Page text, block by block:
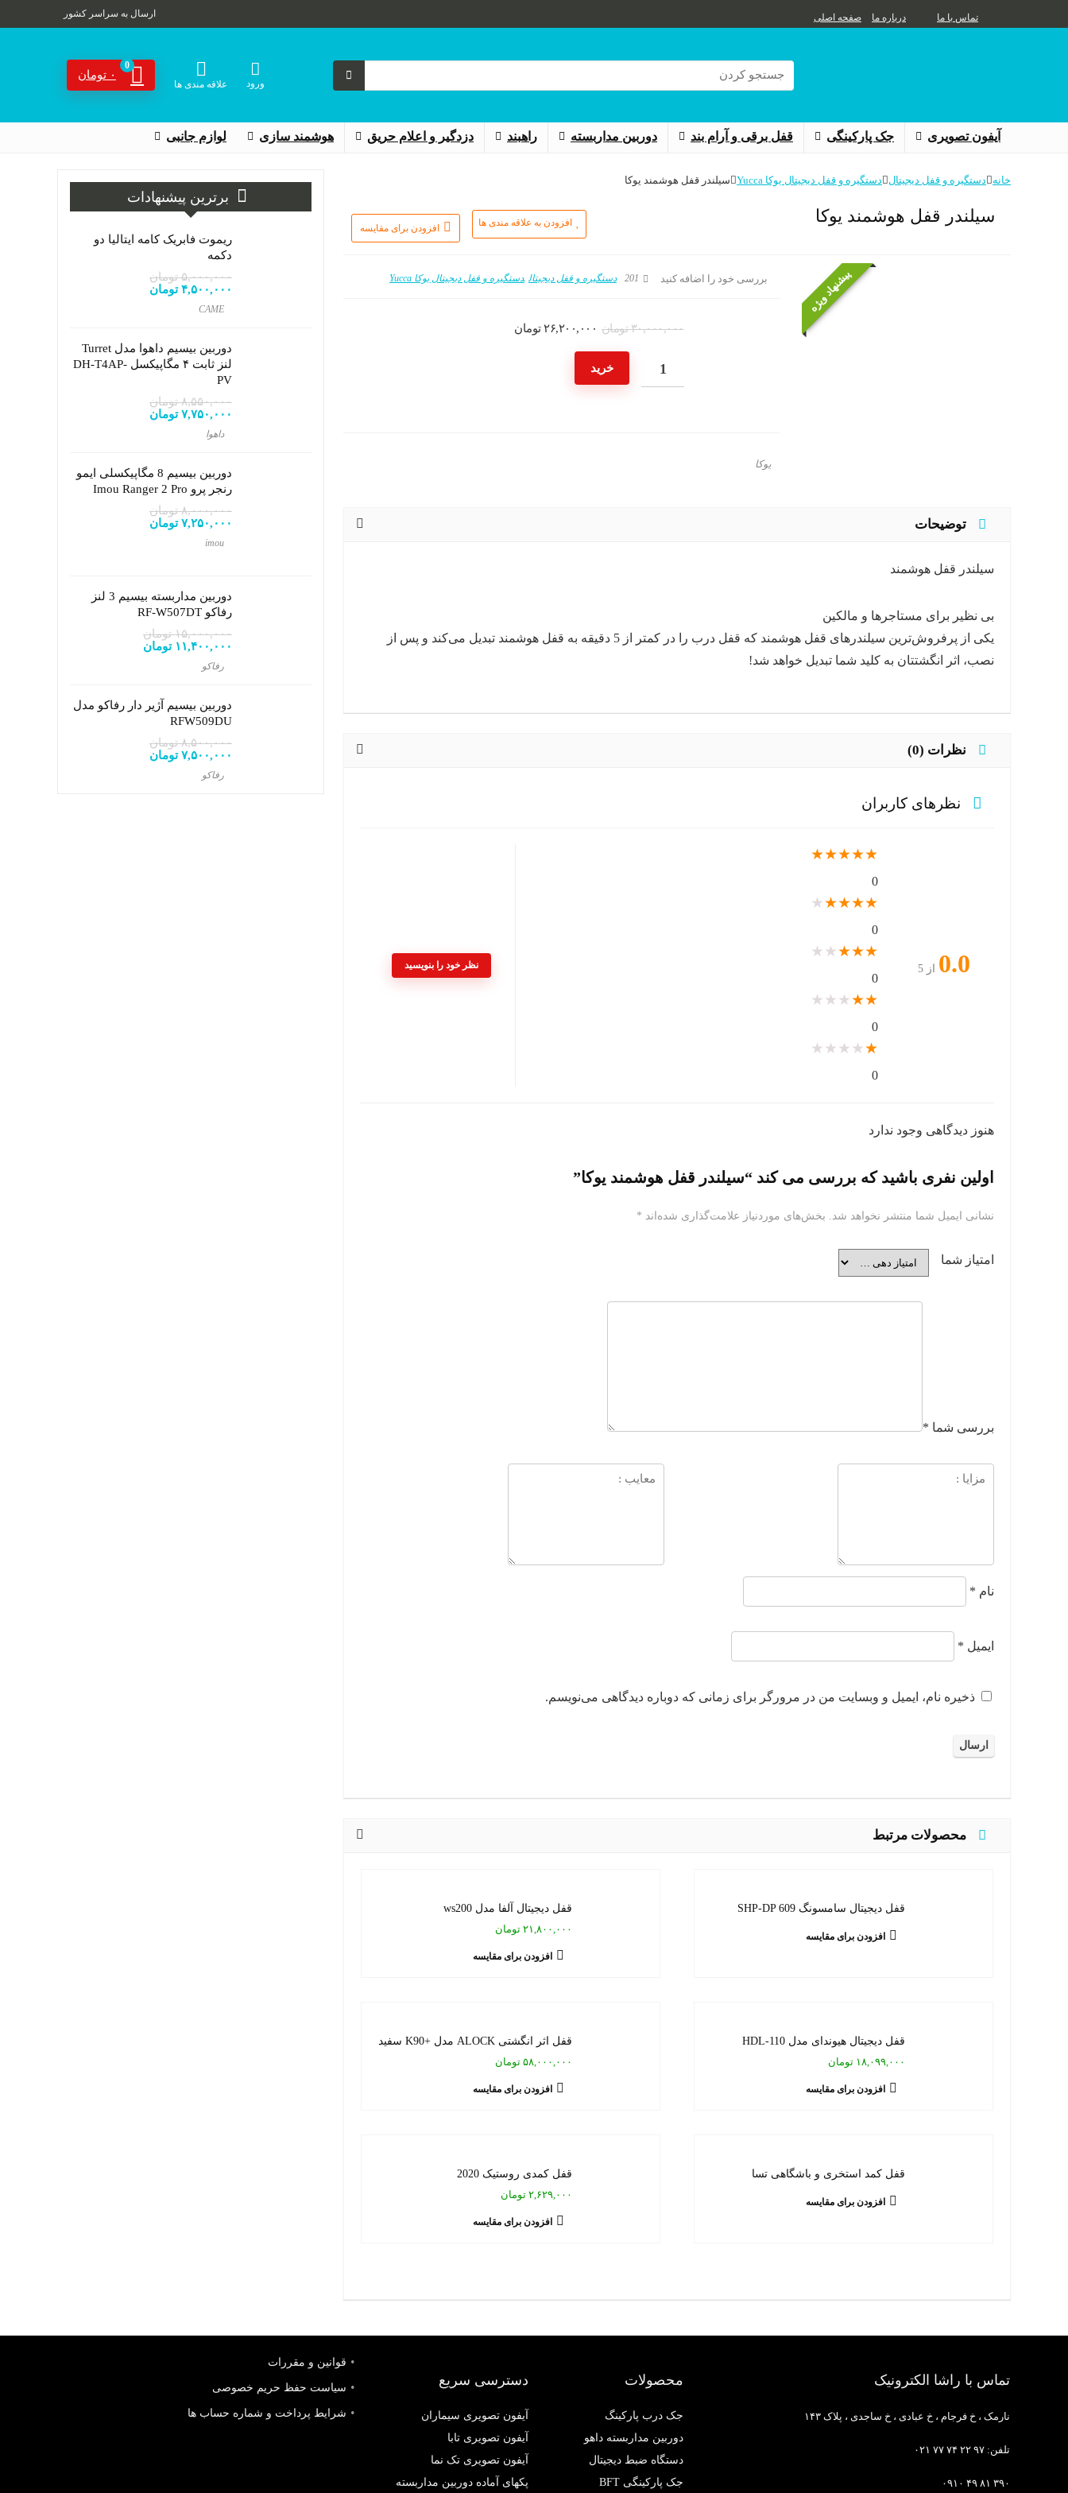
صفحه اصلی درباره ما تماس با ما ارسال به سراسر کشور
Search
for:
ورود علاقه مندی ها
0
۰ تومان
آیفون تصویری جک پارکینگی قفل برقی و آرام بند دوربین مداربسته راهبند دزدگیر و اعلام حریق هوشمند سازی لوازم جانبی
خانه دستگیره و قفل دیجیتال دستگیره و قفل دیجیتال یوکا Yucca سیلندر قفل هوشمند یوکا
سیلندر قفل هوشمند یوکا افزودن به علاقه مندی ها افزودن برای مقایسه
پیشنهاد ویژه بررسی خود را اضافه کنید 201 دستگیره و قفل دیجیتال دستگیره و قفل دیجیتال یوکا Yucca
۳۰,۰۰۰,۰۰۰ تومان قیمت
اصلی:
بود.
۲۶,۲۰۰,۰۰۰ تومانقیمت
سیلندر
قفل
خرید
یوکا
توضیحات
سیلندر قفل هوشمند
بی نظیر برای مستاجرها و مالکین
یکی از پرفروش‌ترین سیلندرهای قفل هوشمند که قفل درب را در کمتر از 5 دقیقه به قفل هوشمند تبدیل می‌کند و پس از
نصب، اثر انگشتتان به کلید شما تبدیل خواهد شد!
نظرات (0)
نظرهای کاربران
0.0 از 5
★
★
★
★
★
0
★
★
★
★
★
0
★
★
★
★
★
0
★
★
★
★
★
0
★
★
★
★
★
0
نظر خود را بنویسید
هنوز دیدگاهی وجود ندارد
اولین نفری باشید که بررسی می کند “سیلندر قفل هوشمند یوکا”
نشانی ایمیل شما منتشر نخواهد شد. بخش‌های موردنیاز علامت‌گذاری شده‌اند *
امتیاز شما
بررسی شما *
نام *
ایمیل *
ذخیره نام، ایمیل و وبسایت من در مرورگر برای زمانی که دوباره دیدگاهی می‌نویسم.
محصولات مرتبط
قفل دیجیتال سامسونگ SHP-DP 609
افزودن برای مقایسه
قفل دیجیتال آلفا مدل ws200
۲۱,۸۰۰,۰۰۰ تومان
افزودن برای مقایسه
قفل دیجیتال هیوندای مدل HDL-110
۱۸,۰۹۹,۰۰۰ تومان
افزودن برای مقایسه
قفل اثر انگشتی ALOCK مدل +K90 سفید
۵۸,۰۰۰,۰۰۰ تومان
افزودن برای مقایسه
قفل کمد استخری و باشگاهی تسا
افزودن برای مقایسه
قفل کمدی روستیک 2020
۲,۶۲۹,۰۰۰ تومان
افزودن برای مقایسه
برترین پیشنهادات
ریموت فابریک کامه ایتالیا دو
دکمه
۵,۰۰۰,۰۰۰ تومان
قیمت
۴,۵۰۰,۰۰۰ تومان
CAME
دوربین بیسیم داهوا مدل Turret
لنز ثابت ۴ مگاپیکسل DH-T4AP-
PV
۸,۵۵۰,۰۰۰ تومان
قیمت
۷,۷۵۰,۰۰۰ تومان
داهوا
دوربین بیسیم 8 مگاپیکسلی ایمو
رنجر پرو Imou Ranger 2 Pro
۸,۰۰۰,۰۰۰ تومان
قیمت
۷,۲۵۰,۰۰۰ تومان
imou
دوربین مداربسته بیسیم 3 لنز
رفاکو RF-W507DT
۱۵,۰۰۰,۰۰۰ تومان
قیمت
۱۱,۴۰۰,۰۰۰ تومان
رفاکو
دوربین بیسیم آژیر دار رفاکو مدل
RFW509DU
۸,۵۰۰,۰۰۰ تومان
قیمت
۷,۵۰۰,۰۰۰ تومان
رفاکو
تماس با راشا الکترونیک
نارمک ، خ فرجام ، خ عبادی ، خ ساجدی ، پلاک ۱۴۳
تلفن: ۹۷ ۲۲ ۷۴ ۷۷ ۰۲۱
۳۹۰ ۸۱ ۴۹ ۰۹۱۰
محصولات
جک درب پارکینگ
دوربین مداربسته داهو
دستگاه ضبط دیجیتال
جک پارکینگی BFT
دسترسی سریع
آیفون تصویری سیماران
آیفون تصویری تابا
آیفون تصویری تک نما
پکهای آماده دوربین مداربسته
قوانین و مقررات
سیاست حفظ حریم خصوصی
شرایط پرداخت و شماره حساب ها